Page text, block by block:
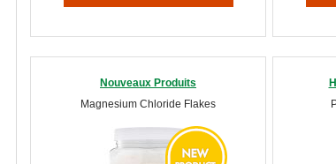
Nouveaux Produits
Magnesium Chloride Flakes